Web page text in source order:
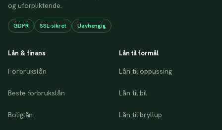
og uforpliktende.
GDPR SSL-sikret Uavhengig
Lån & finans
Forbrukslån
Beste forbrukslån
Boliglån
Lån til formål
Lån til oppussing
Lån til bil
Lån til bryllup